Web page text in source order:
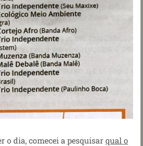
o dia, comecei a pesquisarqual o